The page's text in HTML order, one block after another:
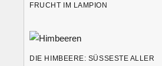
RUCHT IM LAMPION
DIE HIMBEERE: SÜSSESTE ALLER V